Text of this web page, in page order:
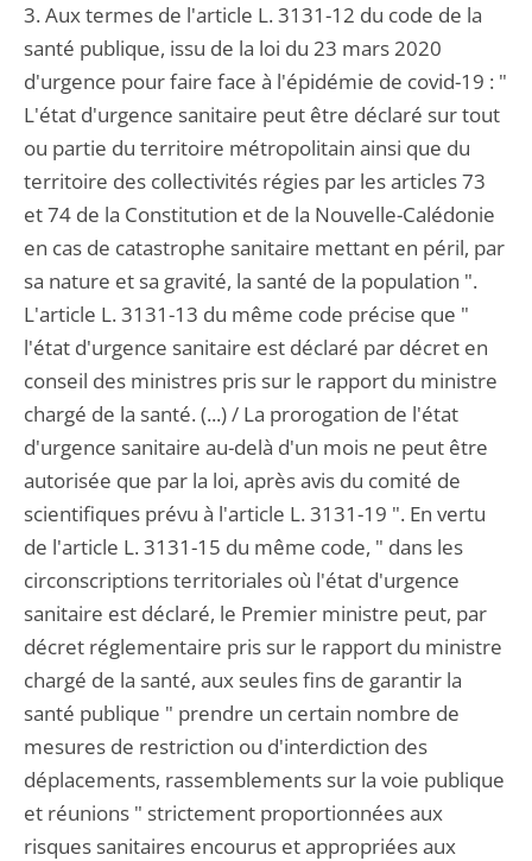
3. Aux termes de l'article L. 3131-12 du code de la
santé publique, issu de la loi du 23 mars 2020
d'urgence pour faire face à l'épidémie de covid-19 : "
L'état d'urgence sanitaire peut être déclaré sur tout
ou partie du territoire métropolitain ainsi que du
territoire des collectivités régies par les articles 73
et 74 de la Constitution et de la Nouvelle-Calédonie
en cas de catastrophe sanitaire mettant en péril, par
sa nature et sa gravité, la santé de la population ".
L'article L. 3131-13 du même code précise que "
l'état d'urgence sanitaire est déclaré par décret en
conseil des ministres pris sur le rapport du ministre
chargé de la santé. (...) / La prorogation de l'état
d'urgence sanitaire au-delà d'un mois ne peut être
autorisée que par la loi, après avis du comité de
scientifiques prévu à l'article L. 3131-19 ". En vertu
de l'article L. 3131-15 du même code, " dans les
circonscriptions territoriales où l'état d'urgence
sanitaire est déclaré, le Premier ministre peut, par
décret réglementaire pris sur le rapport du ministre
chargé de la santé, aux seules fins de garantir la
santé publique " prendre un certain nombre de
mesures de restriction ou d'interdiction des
déplacements, rassemblements sur la voie publique
et réunions " strictement proportionnées aux
risques sanitaires encourus et appropriées aux